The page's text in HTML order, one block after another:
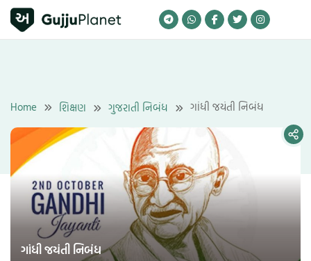
Skip
Home શિક્ષણ ગુજરાતી નિબંધ ગાંધી જયંતી નિબંધ
ગાંધી જયંતી નિબંધ